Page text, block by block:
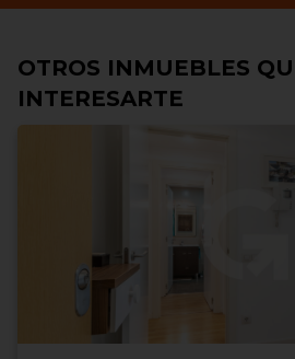
OTROS INMUEBLES
INTERESARTE